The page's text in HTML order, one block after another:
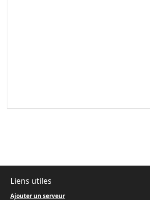
Liens utiles
Ajouter un serveur